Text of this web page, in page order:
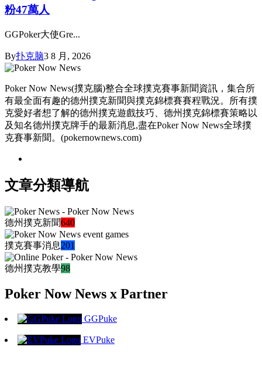
粉47萬人
GGPoker大使Gre...
By扑克脑3 8 月, 2026
Poker Now News(撲克腦)整合全球撲克賽事新聞資訊，集合所
有最全面有趣的德州撲克新聞與撲克錦標賽賽程戰況。所有撲
克愛好者想了解的德州撲克遊戲技巧、德州撲克錦標賽策略以
及知名德州撲克牌手的最新消息,盡在Poker Now News全球撲
克賽事新聞。(pokernownews.com)
文章分類導航
德州撲克新聞640
撲克賽事消息201
德州撲克教學98
Poker Now News x Partner
GGPuke
EVPuke